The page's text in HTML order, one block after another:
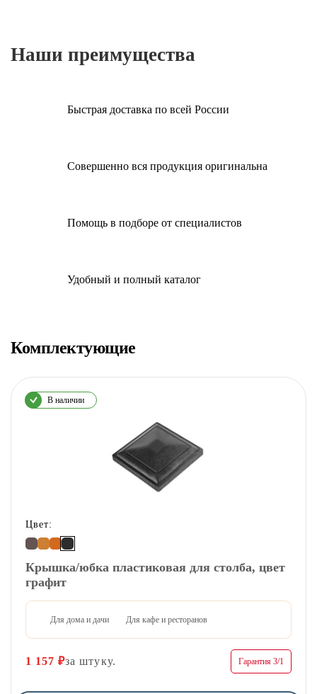
Наши преимущества
Быстрая доставка по всей России
Совершенно вся продукция оригинальна
Помощь в подборе от специалистов
Удобный и полный каталог
Комплектующие
В наличии
Цвет:
Крышка/юбка пластиковая для столба, цвет
графит
Для дома и дачи Для кафе и ресторанов
1 157 ₽за штуку. Гарантия 3/1